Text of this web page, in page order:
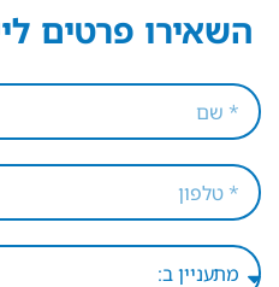
השאירו פרטים